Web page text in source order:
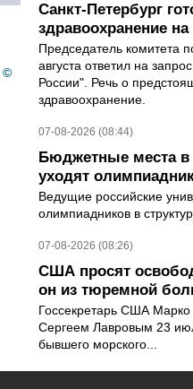
©
Санкт-Петербург
здравоохранение на
Председатель комитета
августа ответил на
России". Речь о
здравоохранение.
07-08-2026 (08:44)
Бюджетные места в
уходят
Ведущие российские
олимпиадников в
07-08-2026 (08:26)
США просят
он из тюремной
Госсекретарь США
Сергеем Лавровым 23
бывшего морского...